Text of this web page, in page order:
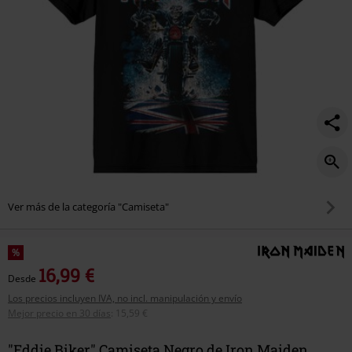
Ver más de la categoría "Camiseta"
%
Desde 16,99 €
Los precios incluyen IVA, no incl. manipulación y envío
Mejor precio en 30 días
15,59 €